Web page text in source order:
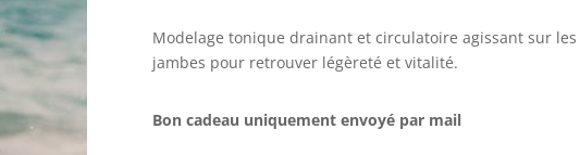
Modelage tonique drainant et circulatoire agissant sur les
jambes pour retrouver légèreté et vitalité.
Bon cadeau uniquement envoyé par mail